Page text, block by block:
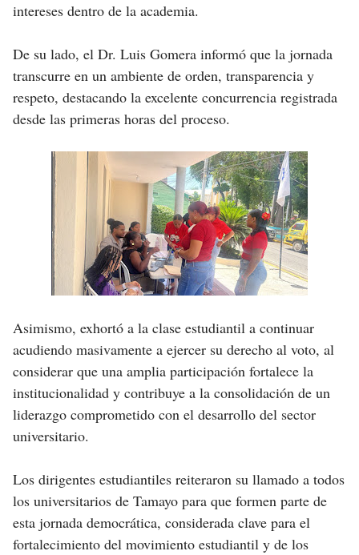
intereses dentro de la academia.
De su lado, el Dr. Luis Gomera informó que la jornada
transcurre en un ambiente de orden, transparencia y
respeto, destacando la excelente concurrencia registrada
desde las primeras horas del proceso.
Asimismo, exhortó a la clase estudiantil a continuar
acudiendo masivamente a ejercer su derecho al voto, al
considerar que una amplia participación fortalece la
institucionalidad y contribuye a la consolidación de un
liderazgo comprometido con el desarrollo del sector
universitario.
Los dirigentes estudiantiles reiteraron su llamado a todos
los universitarios de Tamayo para que formen parte de
esta jornada democrática, considerada clave para el
fortalecimiento del movimiento estudiantil y de los